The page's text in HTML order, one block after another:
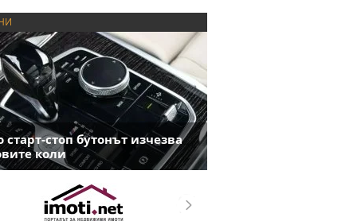
стоп бутонът изчезва
коли